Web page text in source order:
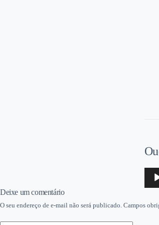
Deixe um comentário
O seu endereço de e-mail não será publicado. Campos